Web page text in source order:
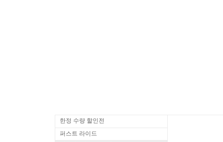
한정 수량 할인전
퍼스트 라이드